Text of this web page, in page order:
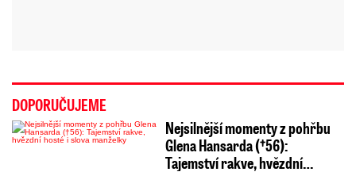
DOPORUČUJEME
Nejsilnější momenty z pohřbu
Glena Hansarda (†56):
Tajemství rakve, hvězdní…